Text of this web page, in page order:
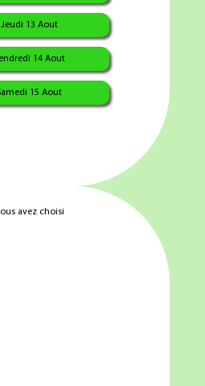
Jeudi 13 Aout
14 Aout
15 Aout
avez choisi
au panier
CONTACT
- Boucherie Leroux © 2008-2026